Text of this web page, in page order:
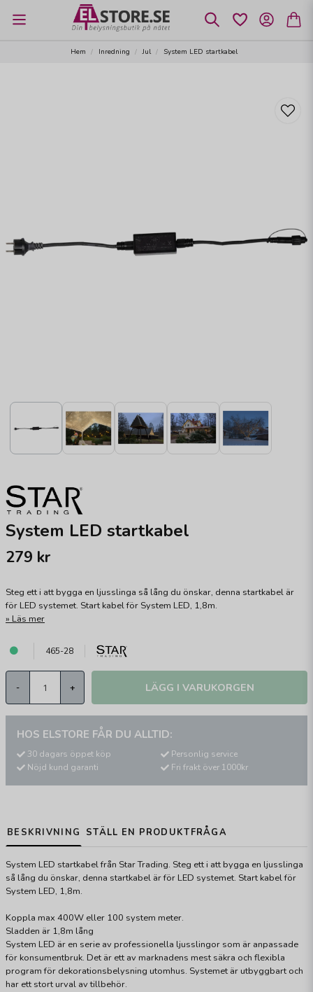
Hem Inredning Jul System LED startkabel
System LED startkabel
279 kr
Steg ett i att bygga en ljusslinga så lång du önskar, denna startkabel är
för LED systemet. Start kabel för System LED, 1,8m.
Läs mer
465-28
- + LÄGG I VARUKORGEN
HOS ELSTORE FÅR DU ALLTID:
30 dagars öppet köp
Nöjd kund garanti
Personlig service
Fri frakt över 1000kr
BESKRIVNING STÄLL EN PRODUKTFRÅGA
System LED startkabel från Star Trading. Steg ett i att bygga en ljusslinga
så lång du önskar, denna startkabel är för LED systemet. Start kabel för
System LED, 1,8m.
Koppla max 400W eller 100 system meter.
Sladden är 1,8m lång
System LED är en serie av professionella ljusslingor som är anpassade
för konsumentbruk. Det är ett av marknadens mest säkra och flexibla
program för dekorationsbelysning utomhus. Systemet är utbyggbart och
har ett stort urval av tillbehör.